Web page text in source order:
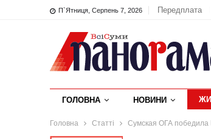
П`ятниця, Серпень 7, 2026 Передплата
ГОЛОВНА НОВИНИ
Головна Статті Сумская ОГА